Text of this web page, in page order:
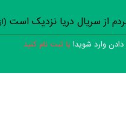
از سریال دریا نزدیک است
دادن وارد شوید! یا ثبت نام کنید